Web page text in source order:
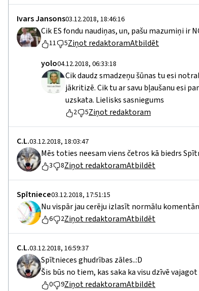
Ivars Jansons03.12.2018, 18:46:16
Cik ES fondu naudiņas, un, pašu mazumiņi ir
11 5Ziņot redaktoramAtbildēt
yolo04.12.2018, 06:33:18
Cik daudz smadzeņu šūnas tu esi
jākritizē. Cik tu ar savu bļaušanu esi
uzskata. Lielisks sasniegums
2 5Ziņot redaktoram
C.L.03.12.2018, 18:03:47
Mēs toties neesam viens četros kā biedrs
3 8Ziņot redaktoramAtbildēt
Spītniece03.12.2018, 17:51:15
Nu vispār jau cerēju izlasīt normālu
6 2Ziņot redaktoramAtbildēt
C.L.03.12.2018, 16:59:37
Spītnieces ghudrības zāles..:D
Šis būs no tiem, kas saka ka visu dzīvē
0 9Ziņot redaktoramAtbildēt